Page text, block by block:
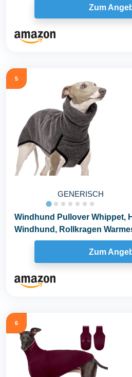
Zum
5
GENERISCH
Windhund Pullover Whippet,
Windhund, Rollkragen
Zum
6